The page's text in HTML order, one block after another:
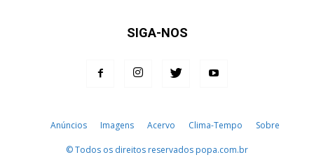
SIGA-NOS
Anúncios Imagens Acervo Clima-Tempo Sobre
© Todos os direitos reservados popa.com.br